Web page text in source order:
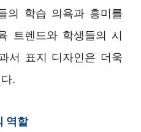
의 학습 의욕과 흥미를
트렌드와 학생들의 시
서 표지 디자인은 더욱
.
역할